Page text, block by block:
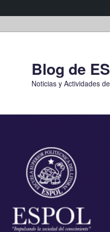
Blog de
Noticias y Actividades